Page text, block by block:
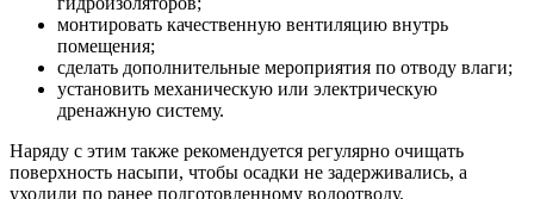
монтировать качественную вентиляцию внутрь
помещения;
сделать дополнительные мероприятия по отводу влаги;
установить механическую или электрическую
дренажную систему.
Наряду с этим также рекомендуется регулярно очищать
поверхность насыпи, чтобы осадки не задерживались, а
уходили по ранее подготовленному водоотводу.